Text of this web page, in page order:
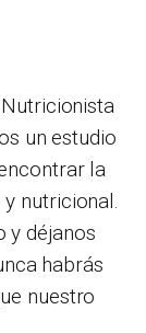
un estudio
la
nutricional.
y déjanos
habrás
nuestro